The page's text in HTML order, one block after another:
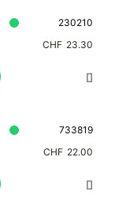
230210
CHF 23.30
733819
CHF 22.00